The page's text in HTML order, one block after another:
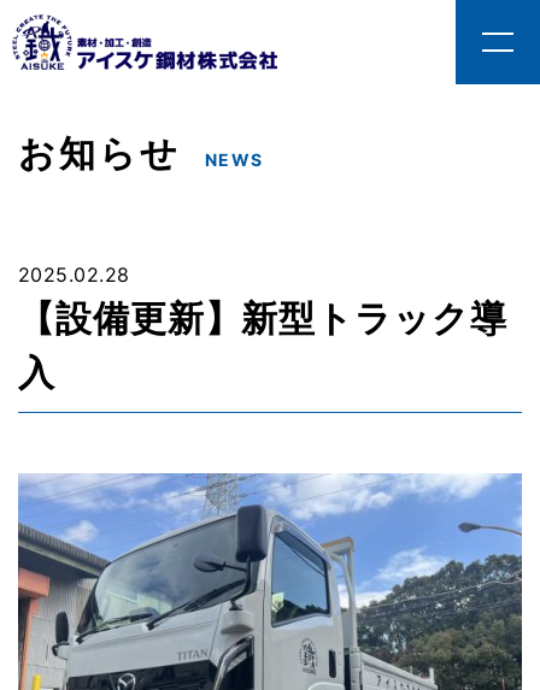
お知らせ NEWS
2025.02.28
【設備更新】新型トラック導
入